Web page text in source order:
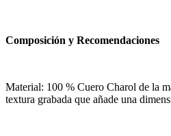
Composición y Recomendaciones
Material: 100 % Cuero Charol de la
textura grabada que añade una